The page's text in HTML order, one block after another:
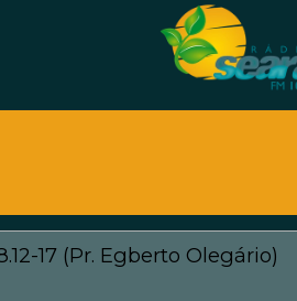
17 (Pr. Egberto Olegário)